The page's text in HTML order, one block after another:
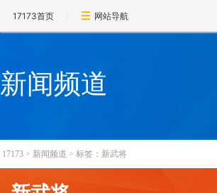
17173首页 网站导航
新闻频道
17173 > 新闻频道 > 标签：新武将